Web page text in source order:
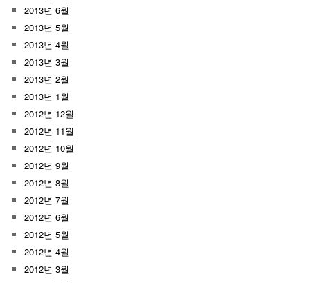
2013년 6월
2013년 5월
2013년 4월
2013년 3월
2013년 2월
2013년 1월
2012년 12월
2012년 11월
2012년 10월
2012년 9월
2012년 8월
2012년 7월
2012년 6월
2012년 5월
2012년 4월
2012년 3월